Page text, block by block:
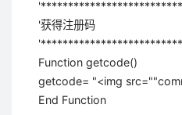
'获得注册码
Function getcode()
getcode= "<img
End Function